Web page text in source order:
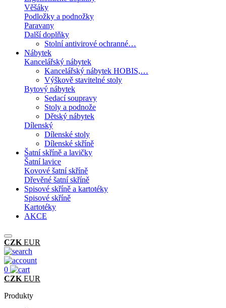
Věšáky
Podložky a podnožky
Paravany
Další doplňky
Stolní antivirové ochranné…
Nábytek
Kancelářský nábytek
Kancelářský nábytek HOBIS,…
Výškově stavitelné stoly
Bytový nábytek
Sedací soupravy
Stoly a podnože
Dětský nábytek
Dílenský
Dílenské stoly
Dílenské skříně
Šatní skříně a lavičky
Šatní lavice
Kovové šatní skříně
Dřevěné šatní skříně
Spisové skříně a kartotéky
Spisové skříně
Kartotéky
AKCE
CZK EUR
0
CZK EUR
Produkty